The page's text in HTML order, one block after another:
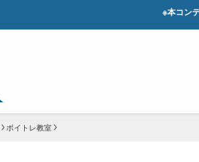
※本コン
ボイトレ教室